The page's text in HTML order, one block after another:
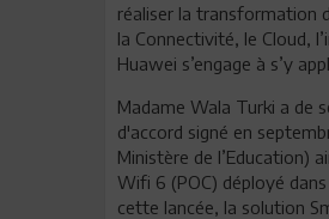
réaliser la transformation
la Connectivité, le Cloud,
Huawei s’engage à s’y
Madame Wala Turki a de
d'accord signé en
Ministère de l’Education)
Wifi 6 (POC) déployé
cette lancée, la solution